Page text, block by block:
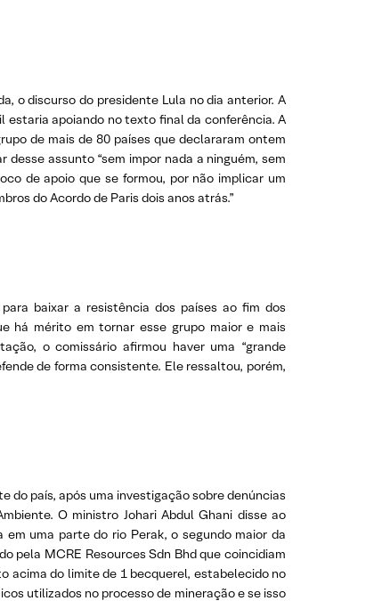
o discurso do presidente Lula no dia anterior. A
estaria apoiando no texto final da conferência. A
de mais de 80 países que declararam ontem
assunto “sem impor nada a ninguém, sem
de apoio que se formou, por não implicar um
do Acordo de Paris dois anos atrás.”
baixar a resistência dos países ao fim dos
há mérito em tornar esse grupo maior e mais
o comissário afirmou haver uma “grande
de forma consistente. Ele ressaltou, porém,
do país, após uma investigação sobre denúncias
O ministro Johari Abdul Ghani disse ao
uma parte do rio Perak, o segundo maior da
pela MCRE Resources Sdn Bhd que coincidiam
acima do limite de 1 becquerel, estabelecido no
utilizados no processo de mineração e se isso